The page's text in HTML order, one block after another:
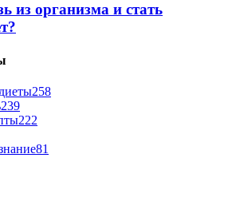
из организма и стать
258
239
222
81